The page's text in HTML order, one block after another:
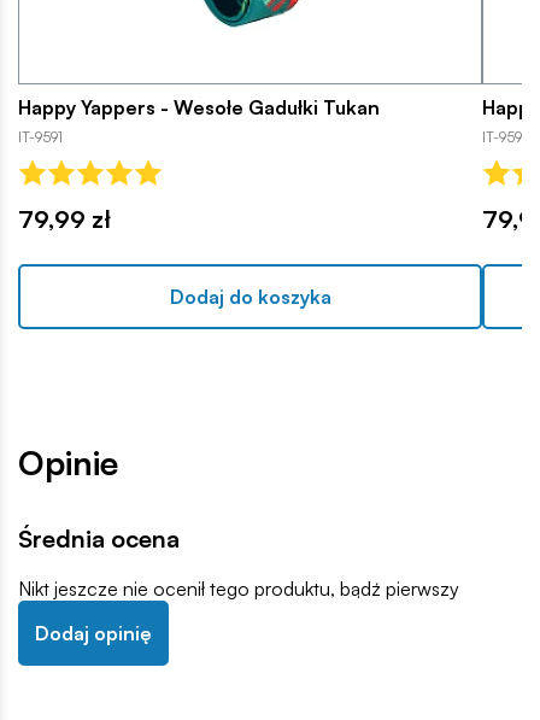
Happy Yappers - Wesołe Gadułki Tukan
IT-9591
79,99 zł
Dodaj do koszyka
IT-9595
Opinie
Średnia ocena
Nikt jeszcze nie ocenił tego produktu, bądź pierwszy
Dodaj opinię